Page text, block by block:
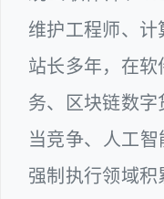
维护工程师、
站长多年，在
务、区块链数
当竞争、人工
强制执行领域